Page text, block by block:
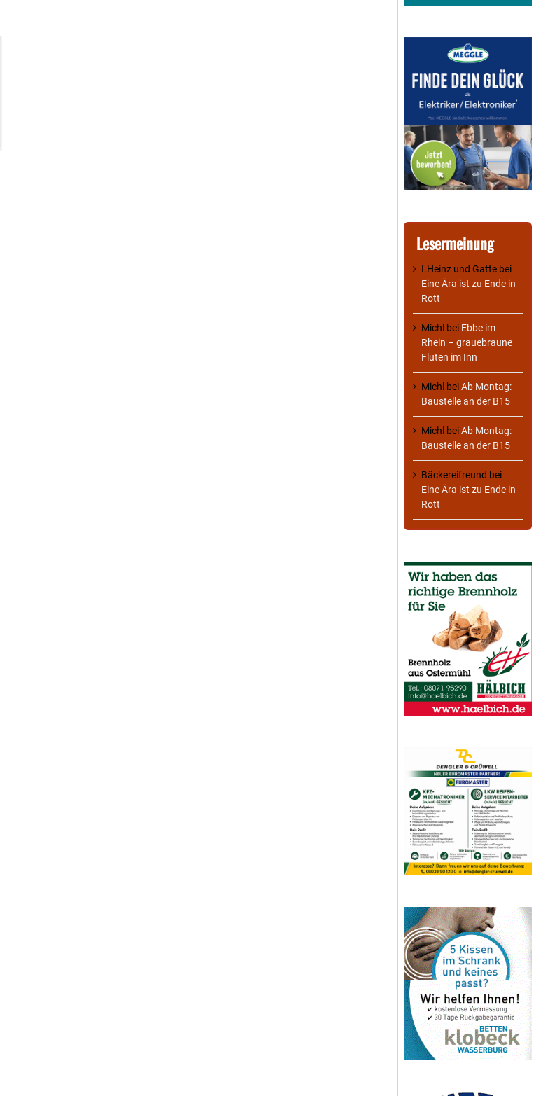
Lesermeinung
I.Heinz und Gatte bei
Eine Ära ist zu Ende in
Rott
Michl bei Ebbe im
Rhein – grauebraune
Fluten im Inn
Michl beiAb Montag:
Baustelle an der B15
Michl beiAb Montag:
Baustelle an der B15
Bäckereifreund bei
Eine Ära ist zu Ende in
Rott